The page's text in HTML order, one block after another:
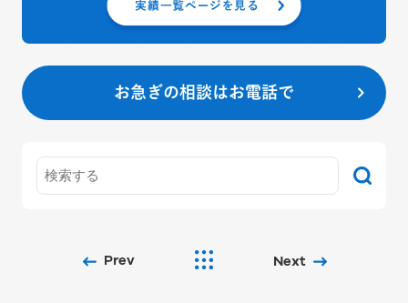
お急ぎの相談はお電話で
Prev Next